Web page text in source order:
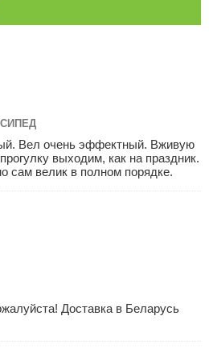
Вел очень эффектный. Вживую
выходим, как на праздник.
сам велик в полном порядке.
Доставка в Беларусь